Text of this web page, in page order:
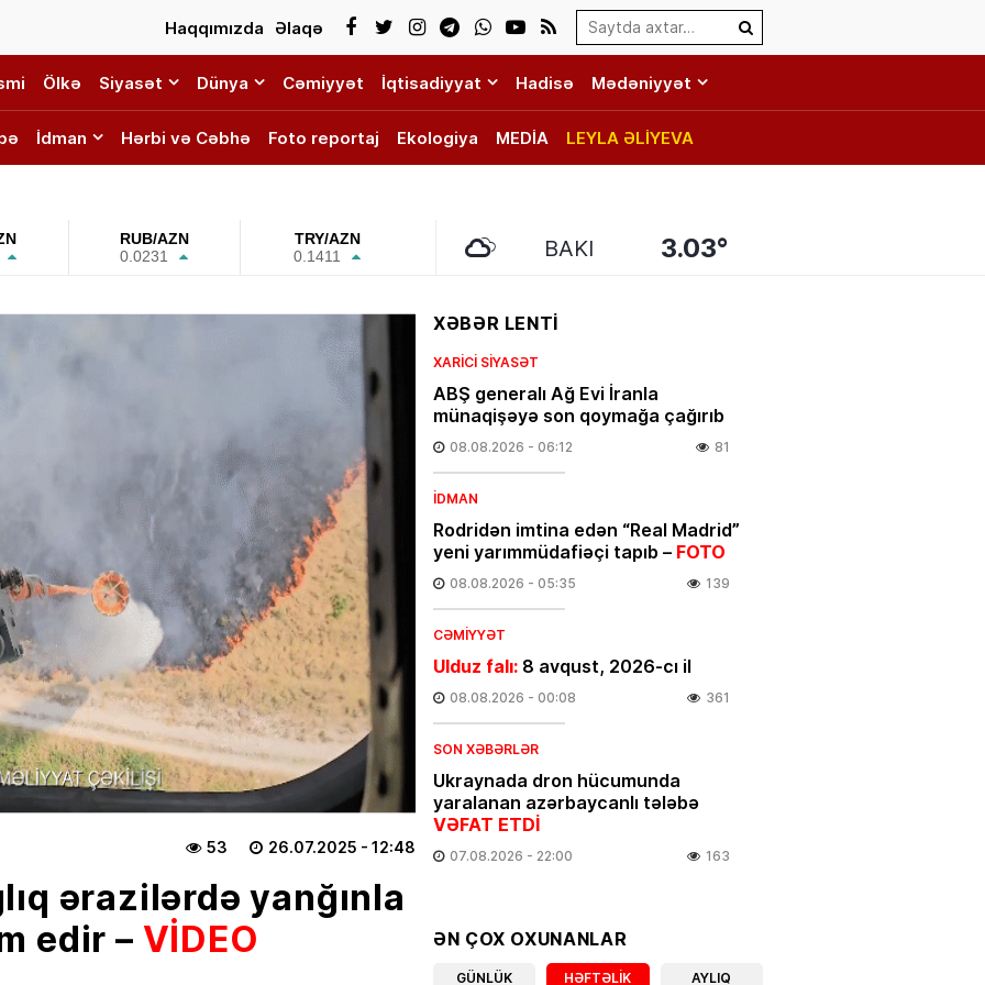
Search…
Haqqımızda Əlaqə
Ölkə Siyasət Dünya Cəmiyyət İqtisadiyyat Hadisə Mədəniyyət
İdman Hərbi və Cəbhə Foto reportaj Ekologiya MEDİA LEYLA ƏLİYEVA
RUB/AZN
0.0231
TRY/AZN
0.1411
BAKI 3.03°
26.07.2025 - 12:48
53
ərazilərdə yanğınla
edir – VİDEO
XƏBƏR LENTİ
XARICI SIYASƏT
ABŞ generalı Ağ Evi İranla
münaqişəyə son qoymağa çağırıb
08.08.2026 - 06:12 81
İDMAN
Rodridən imtina edən “Real Madrid”
yeni yarımmüdafiəçi tapıb – FOTO
08.08.2026 - 05:35 139
CƏMIYYƏT
Ulduz falı: 8 avqust, 2026-cı il
08.08.2026 - 00:08 361
SON XƏBƏRLƏR
Ukraynada dron hücumunda
yaralanan azərbaycanlı tələbə
VƏFAT ETDİ
07.08.2026 - 22:00 163
Yeni Klinikanın direktor müavini
işdən çıxarıldı
ƏN ÇOX OXUNANLAR
GÜNLÜK HƏFTƏLIK AYLIQ